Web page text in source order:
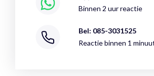
Binnen 2 uur reactie
Bel: 085-3031525
Reactie binnen 1